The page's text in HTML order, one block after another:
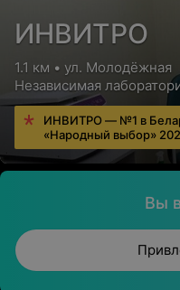
ИНВИТРО
1.1 км • ул. Молодёжная
Независимая
ИНВИТРО — №1 в
«Народный выбор»
Вы